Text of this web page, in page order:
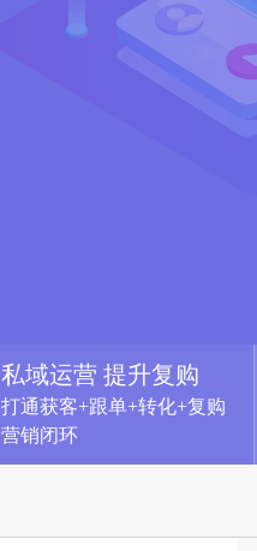
私域运营 提升复购
打通获客+跟单+转化+复购
营销闭环